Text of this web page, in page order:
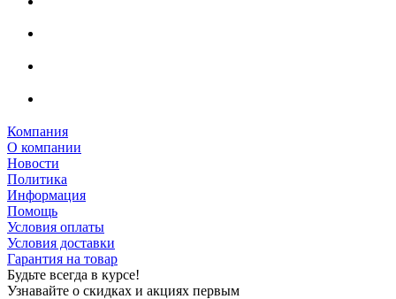
Компания
О компании
Новости
Политика
Информация
Помощь
Условия оплаты
Условия доставки
Гарантия на товар
Будьте всегда в курсе!
Узнавайте о скидках и акциях первым